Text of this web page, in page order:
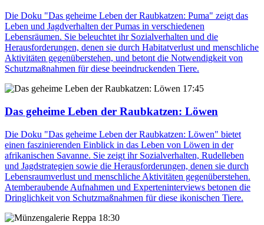
Die Doku "Das geheime Leben der Raubkatzen: Puma" zeigt das
Leben und Jagdverhalten der Pumas in verschiedenen
Lebensräumen. Sie beleuchtet ihr Sozialverhalten und die
Herausforderungen, denen sie durch Habitatverlust und menschliche
Aktivitäten gegenüberstehen, und betont die Notwendigkeit von
Schutzmaßnahmen für diese beeindruckenden Tiere.
17:45
Das geheime Leben der Raubkatzen: Löwen
Die Doku "Das geheime Leben der Raubkatzen: Löwen" bietet
einen faszinierenden Einblick in das Leben von Löwen in der
afrikanischen Savanne. Sie zeigt ihr Sozialverhalten, Rudelleben
und Jagdstrategien sowie die Herausforderungen, denen sie durch
Lebensraumverlust und menschliche Aktivitäten gegenüberstehen.
Atemberaubende Aufnahmen und Experteninterviews betonen die
Dringlichkeit von Schutzmaßnahmen für diese ikonischen Tiere.
18:30